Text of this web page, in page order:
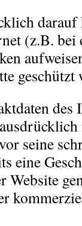
darauf
(z.B.
geschützt
des
seine
eine